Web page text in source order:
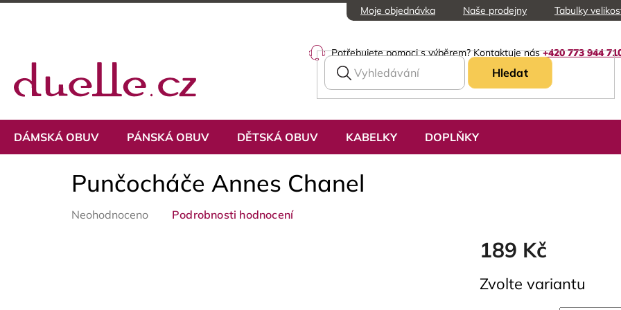
Přejít
Moje objednávka Naše prodejny Tabulky
Potřebujete pomoci s výběrem? Kontaktuje nás+420 773 944
Hledat
DÁMSKÁ OBUV PÁNSKÁ OBUV DĚTSKÁ OBUV KABELKY DOPLŇKY
Punčocháče Annes Chanel
Průměrné
Neohodnoceno Podrobnosti hodnocení
189 Kč
cena:
Zvolte variantu